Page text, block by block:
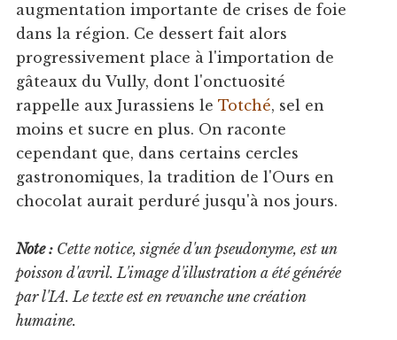
augmentation importante de crises de foie
dans la région. Ce dessert fait alors
progressivement place à l'importation de
gâteaux du Vully, dont l'onctuosité
rappelle aux Jurassiens le Totché, sel en
moins et sucre en plus. On raconte
cependant que, dans certains cercles
gastronomiques, la tradition de l'Ours en
chocolat aurait perduré jusqu'à nos jours.
Note :Cette notice, signée d'un pseudonyme, est un
poisson d'avril. L'image d'illustration a été générée
par l'IA. Le texte est en revanche une création
humaine.